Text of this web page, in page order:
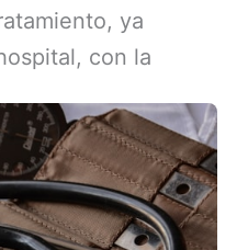
ya
con la